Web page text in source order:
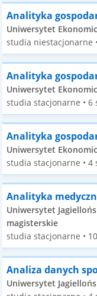
Analityka
Uniwersytet
studia niestacjonarne
Analityka
Uniwersytet
studia stacjonarne • 6
Analityka
Uniwersytet
studia stacjonarne • 4
Analityka
Uniwersytet
magisterskie
studia stacjonarne •
Analiza danych
Uniwersytet